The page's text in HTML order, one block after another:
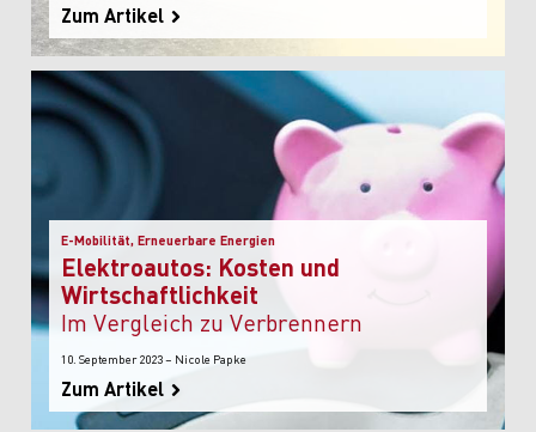
Zum Artikel
E-Mobilität, Erneuerbare Energien
Elektroautos: Kosten und
Wirtschaftlichkeit
im Vergleich zu Verbrennern
10. September 2023 – Nicole Papke
Zum Artikel